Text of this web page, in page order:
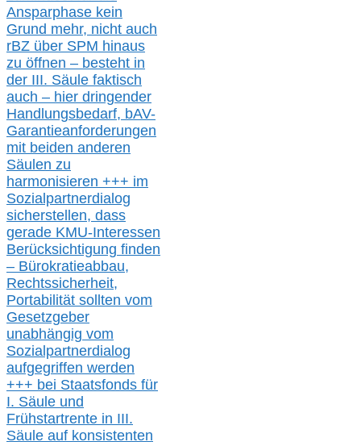
Ansparphase kein
Grund mehr, nicht auch
rBZ über SPM hinaus
zu öffnen – besteht in
der III. Säule faktisch
auch – hier dringender
Handlungsbedarf, bAV-
Garantieanforderungen
mit beiden anderen
Säulen zu
harmonisieren +++ im
Sozialpartnerdialog
sicherstellen, dass
gerade KMU-Interessen
Berücksichtigung finden
– Bürokratieabbau,
Rechtssicherheit,
Portabilität sollten vom
Gesetzgeber
unabhängig vom
Sozialpartnerdialog
aufgegriffen werden
+++ bei Staatsfonds für
I. Säule und
Frühstartrente in III.
Säule auf konsistenten